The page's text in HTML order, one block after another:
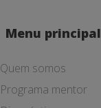
Menu principal
Quem somos
Programa mentor